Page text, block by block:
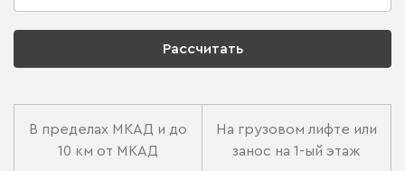
Рассчитать
В пределах МКАД и до
10 км от МКАД
На грузовом лифте или
занос на 1-ый этаж